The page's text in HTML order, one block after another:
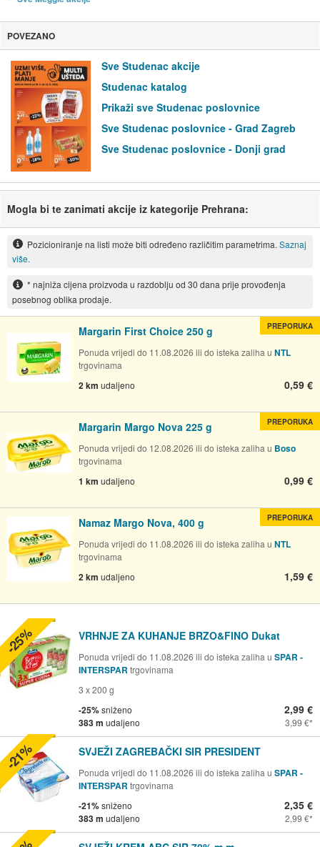
POVEZANO
Sve Studenac akcije
Studenac katalog
Prikaži sve Studenac poslovnice
Sve Studenac poslovnice - Grad Zagreb
Sve Studenac poslovnice - Donji grad
Mogla bi te zanimati akcije iz kategorije Prehrana:
Pozicioniranje na listi može biti određeno različitim parametrima. Saznaj
više.
* najniža cijena proizvoda u razdoblju od 30 dana prije provođenja
posebnog oblika prodaje.
Margarin First Choice 250 g
Ponuda vrijedi do 11.08.2026 ili do isteka zaliha u NTL
trgovinama
2 km udaljeno 0,59 €
PREPORUKA
Margarin Margo Nova 225 g
Ponuda vrijedi do 12.08.2026 ili do isteka zaliha u Boso
trgovinama
1 km udaljeno 0,99 €
PREPORUKA
Namaz Margo Nova, 400 g
Ponuda vrijedi do 11.08.2026 ili do isteka zaliha u NTL
trgovinama
2 km udaljeno 1,59 €
PREPORUKA
VRHNJE ZA KUHANJE BRZO&FINO Dukat
Ponuda vrijedi do 11.08.2026 ili do isteka zaliha u SPAR -
INTERSPAR trgovinama
3 x 200 g
-25%sniženo
383 m udaljeno
2,99 €
3,99 €
-25%
SVJEŽI ZAGREBAČKI SIR PRESIDENT
Ponuda vrijedi do 11.08.2026 ili do isteka zaliha u SPAR -
INTERSPAR trgovinama
-21%sniženo
383 m udaljeno
2,35 €
2,99 €
-21%